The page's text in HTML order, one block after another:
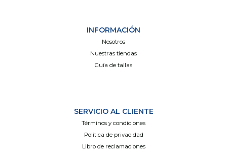
INFORMACIÓN
Nosotros
Nuestras tiendas
Guía de tallas
SERVICIO AL CLIENTE
Términos y condiciones
Política de privacidad
Libro de reclamaciones